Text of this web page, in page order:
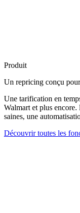
Produit
Un repricing conçu
Une tarification en
Walmart et plus encore.
saines, une
Découvrir toutes les